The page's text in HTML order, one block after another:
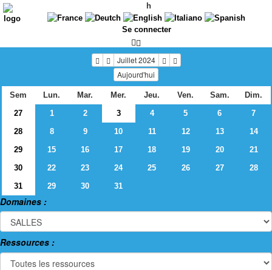
h
Se connecter
Juillet 2024
Aujourd'hui
Sem Lun. Mar. Mer. Jeu. Ven. Sam.
Dim.
27
1 2 3 4 5 6
7
28
8 9 10 11 12 13
14
29
15 16 17 18 19 20
21
30
22 23 24 25 26 27
28
31
29 30 31
Domaines :
Ressources :